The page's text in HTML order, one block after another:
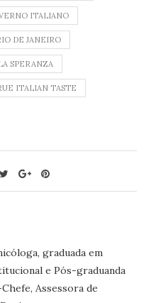
ITALIANO
DE JANEIRO
SPERANZA
ITALIAN TASTE
graduada em
e Pós-graduanda
Assessora de